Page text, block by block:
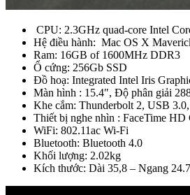
CPU: 2.3GHz quad-core Intel
Hệ điều hành: Mac OS X
Ram: 16GB of 1600MHz DDR3
Ổ cứng: 256Gb SSD
Đồ hoạ: Integrated Intel Iris
Màn hình : 15.4″, Độ phân giải
Khe cắm: Thunderbolt 2, USB
Thiết bị nghe nhìn : FaceTime HD
WiFi: 802.11ac Wi-Fi
Bluetooth: Bluetooth 4.0
Khối lượng: 2.02kg
Kích thước: Dài 35,8 – Ngang